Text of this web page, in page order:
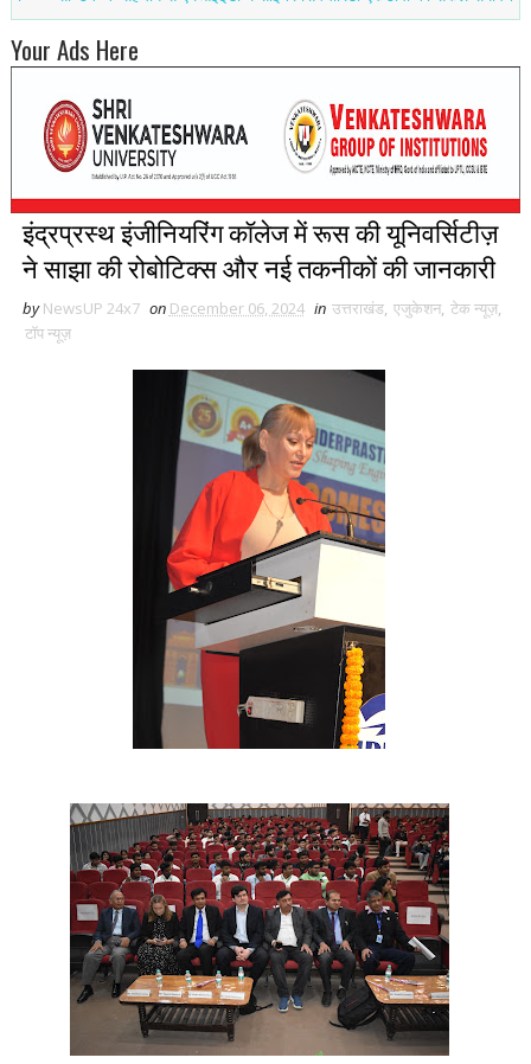
Your Ads Here
इंद्रप्रस्थ इंजीनियरिंग कॉलेज में रूस की यूनिवर्सिटीज़
ने साझा की रोबोटिक्स और नई तकनीकों की जानकारी
by NewsUP 24x7 on December 06, 2024 in उत्तराखंड, एजुकेशन, टेक न्यूज़,
टॉप न्यूज़